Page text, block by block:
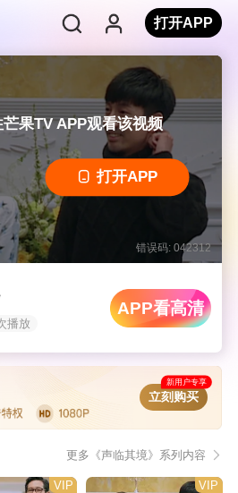
打开APP
果TV APP观看该视频
打开APP
错误码: 042312
播放
APP看高清
新用户专享
立刻购买
更多《声临其境》系列内容
VIP VIP